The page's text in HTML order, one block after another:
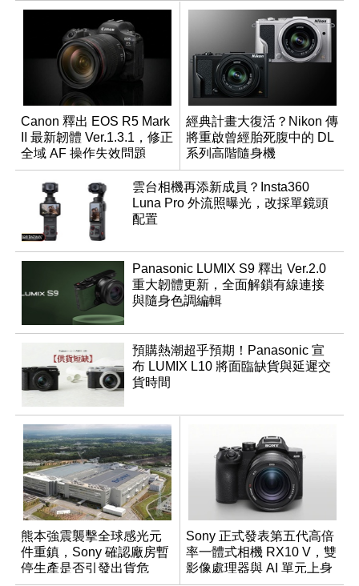
Canon 釋出 EOS R5 Mark
II 最新韌體 Ver.1.3.1，修正
全域 AF 操作失效問題
經典計畫大復活？Nikon 傳
將重啟曾經胎死腹中的 DL
系列高階隨身機
雲台相機再添新成員？Insta360
Luna Pro 外流照曝光，改採單鏡頭
配置
Panasonic LUMIX S9 釋出 Ver.2.0
重大韌體更新，全面解鎖有線連接
與隨身色調編輯
預購熱潮超乎預期！Panasonic 宣
布 LUMIX L10 將面臨缺貨與延遲交
貨時間
熊本強震襲擊全球感光元
件重鎮，Sony 確認廠房暫
停生產是否引發出貨危
Sony 正式發表第五代高倍
率一體式相機 RX10 V，雙
影像處理器與 AI 單元上身